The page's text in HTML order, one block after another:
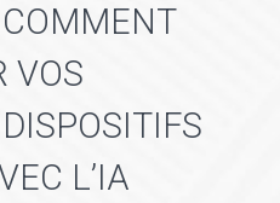
VOS
L’IA